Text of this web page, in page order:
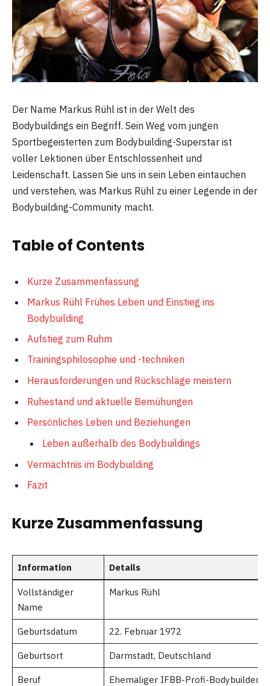
Der Name Markus Rühl ist in der Welt des
Bodybuildings ein Begriff. Sein Weg vom jungen
Sportbegeisterten zum Bodybuilding-Superstar ist
voller Lektionen über Entschlossenheit und
Leidenschaft. Lassen Sie uns in sein Leben eintauchen
und verstehen, was Markus Rühl zu einer Legende in der
Bodybuilding-Community macht.
Table of Contents
Kurze Zusammenfassung
Markus Rühl Frühes Leben und Einstieg ins
Bodybuilding
Aufstieg zum Ruhm
Trainingsphilosophie und -techniken
Herausforderungen und Rückschläge meistern
Ruhestand und aktuelle Bemühungen
Persönliches Leben und Beziehungen
Leben außerhalb des Bodybuildings
Vermächtnis im Bodybuilding
Fazit
Kurze Zusammenfassung
Information Details
Vollständiger
Name
Markus Rühl
Geburtsdatum 22. Februar 1972
Geburtsort Darmstadt, Deutschland
Beruf Ehemaliger IFBB-Profi-Bodybuilder,